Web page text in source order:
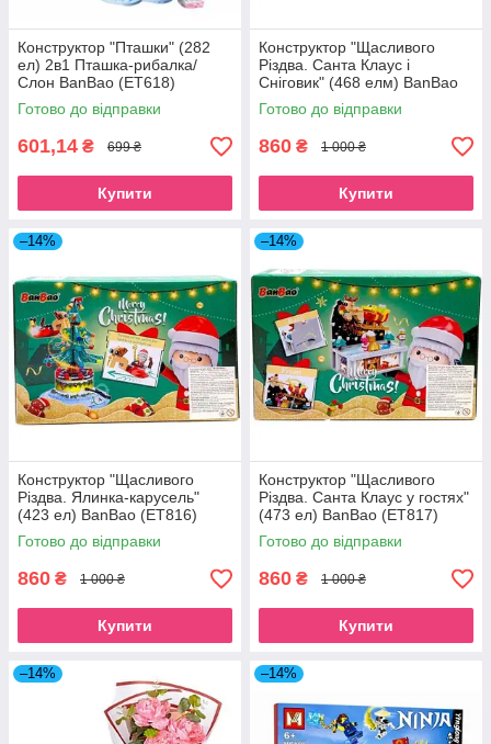
Конструктор "Пташки" (282
ел) 2в1 Пташка-рибалка/
Слон BanBao (ET618)
Готово до відправки
601,14 ₴ 699 ₴
Купити
Конструктор "Щасливого
Різдва. Санта Клаус і
Сніговик" (468 елм) BanBao
(ET815)
Готово до відправки
860 ₴ 1 000 ₴
Купити
–14%
Конструктор "Щасливого
Різдва. Ялинка-карусель"
(423 ел) BanBao (ET816)
Готово до відправки
860 ₴ 1 000 ₴
Купити
–14%
Конструктор "Щасливого
Різдва. Санта Клаус у гостях"
(473 ел) BanBao (ET817)
Готово до відправки
860 ₴ 1 000 ₴
Купити
–14% –14%